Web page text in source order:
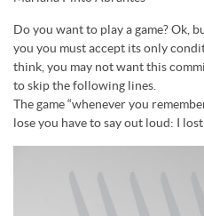
Do you want to play a game? Ok,
you you must accept its only
think, you may not want this
to skip the following lines.
The game “whenever you
lose you have to say out loud: I